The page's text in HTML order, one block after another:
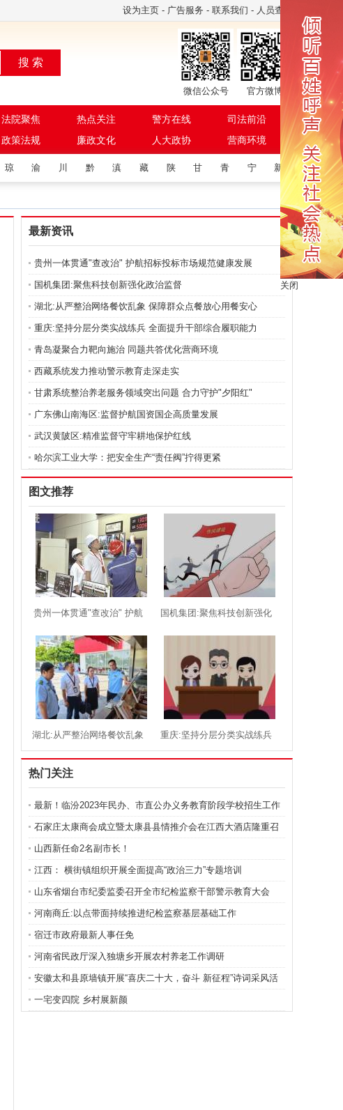
设为主页 - 广告服务 - 联系我们 - 人员查询
官方微博
微信公众号
搜 索
法院聚焦 热点关注 警方在线
司法前沿
政策法规 廉政文化 人大政协 营商环境
琼 渝 川 黔 滇 藏 陕 甘 青 宁 新
最新资讯
贵州一体贯通"查改治" 护航招标投标市场规范健康发展
国机集团:聚焦科技创新强化政治监督
湖北:从严整治网络餐饮乱象 保障群众点餐放心用餐安心
重庆:坚持分层分类实战练兵 全面提升干部综合履职能力
青岛凝聚合力靶向施治 同题共答优化营商环境
西藏系统发力推动警示教育走深走实
甘肃系统整治养老服务领域突出问题 合力守护"夕阳红"
广东佛山南海区:监督护航国资国企高质量发展
武汉黄陂区:精准监督守牢耕地保护红线
哈尔滨工业大学：把安全生产“责任阀”拧得更紧
图文推荐
贵州一体贯通"查改治" 护航
招标投标市场规范健康发展
国机集团:聚焦科技创新强化
湖北:从严整治网络餐饮乱象
保障群众点餐放心用餐安心
重庆:坚持分层分类实战练兵
热门关注
最新！临汾2023年民办、市直公办义务教育阶段学校招生工作
方案
石家庄太康商会成立暨太康县县情推介会在江西大酒店隆重召
开
山西新任命2名副市长！
江西： 横街镇组织开展全面提高“政治三力”专题培训
山东省烟台市纪委监委召开全市纪检监察干部警示教育大会
河南商丘:以点带面持续推进纪检监察基层基础工作
宿迁市政府最新人事任免
河南省民政厅深入独塘乡开展农村养老工作调研
安徽太和县原墙镇开展“喜庆二十大，奋斗 新征程”诗词采风活
动
一宅变四院 乡村展新颜
关闭